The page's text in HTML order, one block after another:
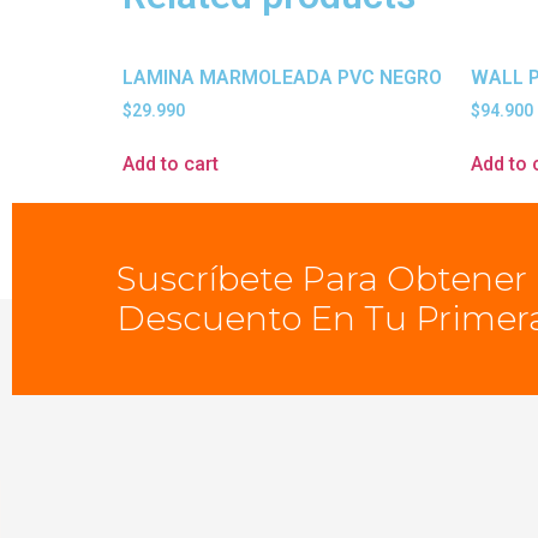
LAMINA MARMOLEADA PVC NEGRO
$29.990
Add to cart
WALL
$94.900
Add to
Suscríbete Para Obtener
Descuento En Tu